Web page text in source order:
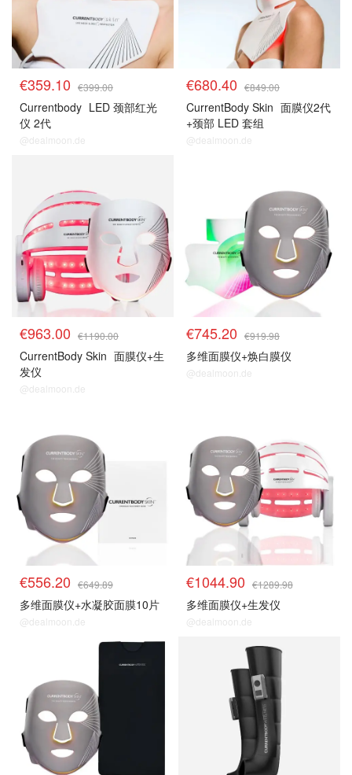
€359.10 €399.00
Currentbody LED 颈部红光
仪 2代
@dealmoon.de
€680.40 €849.00
CurrentBody Skin 面膜仪2代
+颈部 LED 套组
@dealmoon.de
€963.00 €1190.00
CurrentBody Skin 面膜仪+生
发仪
@dealmoon.de
€745.20 €919.98
多维面膜仪+焕白膜仪
@dealmoon.de
€556.20 €649.89
多维面膜仪+水凝胶面膜10片
@dealmoon.de
€1044.90 €1289.98
多维面膜仪+生发仪
@dealmoon.de